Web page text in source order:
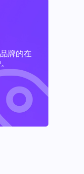
牌的在